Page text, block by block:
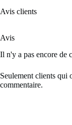
Avis clients
Avis
Il n'y a pas encore de
Seulement clients qui
commentaire.